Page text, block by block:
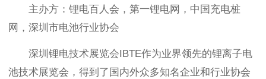
主办方：锂电百人会，第一锂电网，中国充电桩
网，深圳市电池行业协会
深圳锂电技术展览会IBTE作为业界领先的锂离子电
池技术展览会，得到了国内外众多知名企业和行业协会